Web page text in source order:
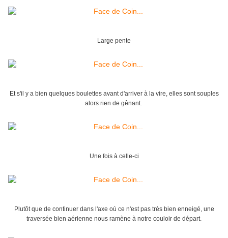
Large pente
Et s'il y a bien quelques boulettes avant d'arriver à la vire, elles sont souples
alors rien de gênant.
Une fois à celle-ci
Plutôt que de continuer dans l'axe où ce n'est pas très bien enneigé, une
traversée bien aérienne nous ramène à notre couloir de départ.